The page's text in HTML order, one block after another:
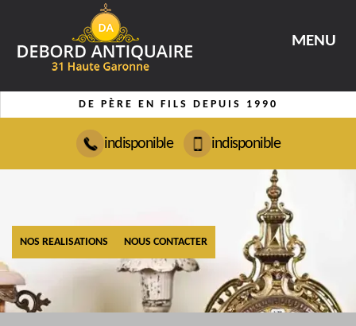
MENU
DE PÈRE EN FILS DEPUIS 1990
indisponible indisponible
NOS REALISATIONS NOUS CONTACTER